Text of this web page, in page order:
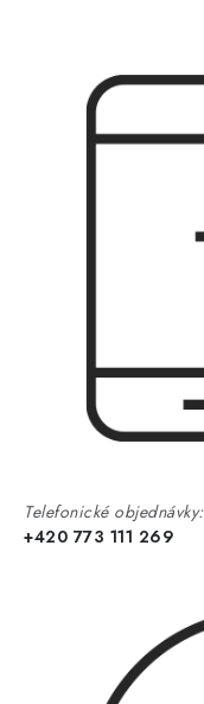
Telefonické objednávky:
+420 773 111 269